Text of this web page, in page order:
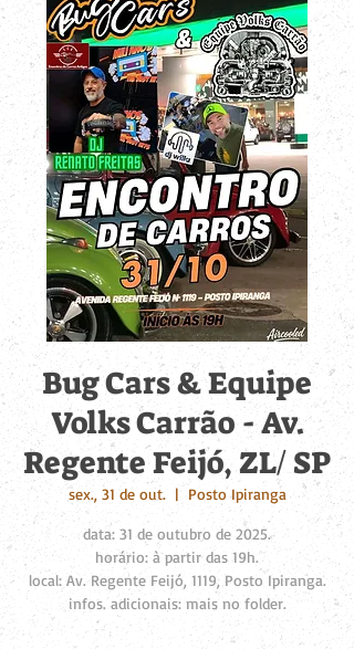
Bug Cars & Equipe
Volks Carrão - Av.
Regente Feijó, ZL/ SP
sex., 31 de out.
  |
Posto Ipiranga
data: 31 de outubro de 2025.
horário: à partir das 19h.
local: Av. Regente Feijó, 1119, Posto Ipiranga.
infos. adicionais: mais no folder.